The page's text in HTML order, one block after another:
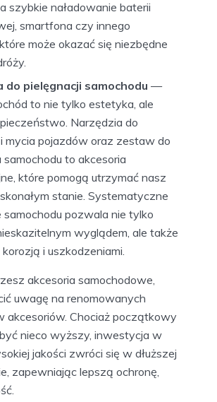
szybkie naładowanie baterii
smartfona czy innego
może okazać się niezbędne
do pielęgnacji samochodu —
to nie tylko estetyka, ale
Narzędzia do
mycia pojazdów oraz zestaw do
to akcesoria
które pomogą utrzymać nasz
stanie. Systematyczne
pozwala nie tylko
wyglądem, ale także
i uszkodzeniami.
akcesoria samochodowe,
uwagę na renomowanych
akcesoriów. Chociaż początkowy
nieco wyższy, inwestycja w
jakości zwróci się w dłuższej
zapewniając lepszą ochronę,